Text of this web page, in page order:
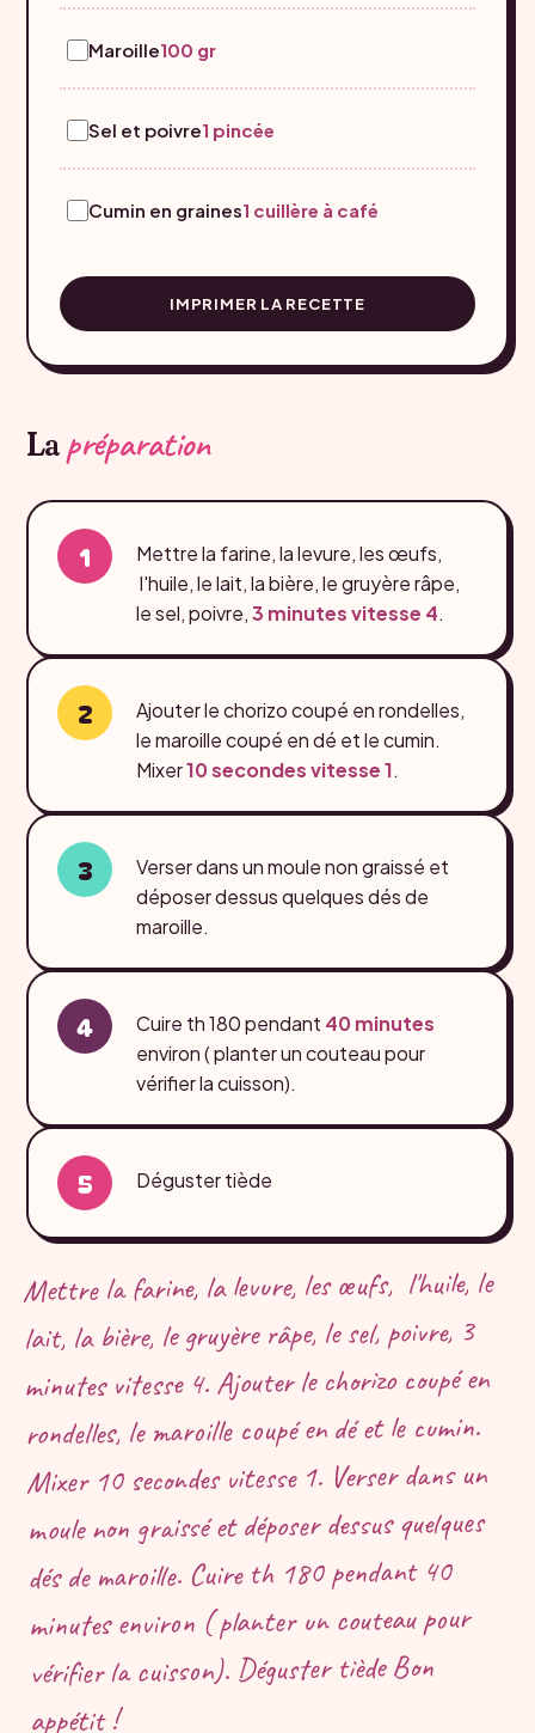
Maroille100 gr
Sel et poivre1 pincée
Cumin en graines1 cuillère à café
IMPRIMER LA RECETTE
Lapréparation
Mettre la farine, la levure, les œufs,
l'huile, le lait, la bière, le gruyère râpe,
le sel, poivre,3 minutesvitesse 4.
Ajouter le chorizo coupé en rondelles,
le maroille coupé en dé et le cumin.
Mixer10 secondesvitesse 1.
Verser dans un moule non graissé et
déposer dessus quelques dés de
maroille.
Cuire th 180 pendant 40 minutes
environ ( planter un couteau pour
vérifier la cuisson).
Déguster tiède
Mettre la farine, la levure, les œufs, l'huile, le
lait, la bière, le gruyère râpe, le sel, poivre, 3
minutes vitesse 4. Ajouter le chorizo coupé en
rondelles, le maroille coupé en dé et le cumin.
Mixer 10 secondes vitesse 1. Verser dans un
moule non graissé et déposer dessus quelques
dés de maroille. Cuire th 180 pendant 40
minutes environ ( planter un couteau pour
vérifier la cuisson). Déguster tiède Bon
appétit !